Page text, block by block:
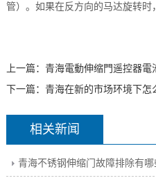
管）。如果在反方向的马达旋转时
上一篇： 青海電動伸缩門遥控器電
下一篇： 青海在新的市场环境下怎
相关新闻